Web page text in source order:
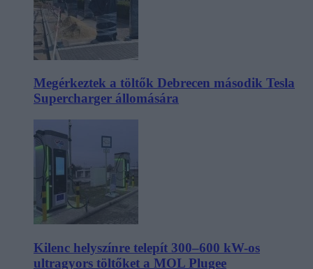
Megérkeztek a töltők Debrecen második Tesla
Supercharger állomására
Kilenc helyszínre telepít 300–600 kW-os
ultragyors töltőket a MOL Plugee